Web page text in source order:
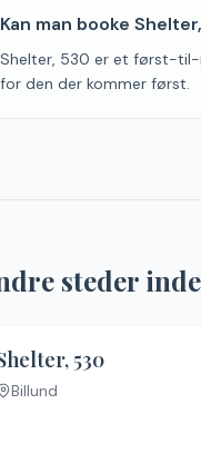
Kan man booke
Shelter, 530 er et først-til-
for den der kommer først.
steder
530
Billund